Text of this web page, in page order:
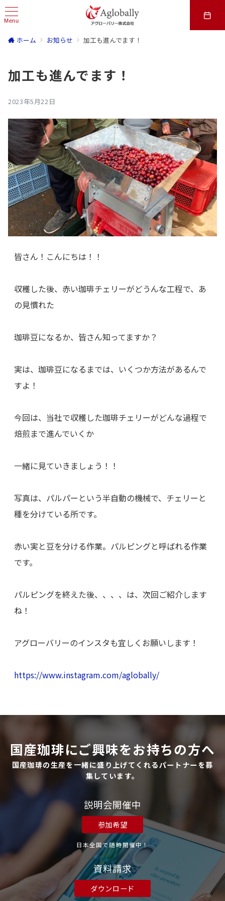
Menu
ホーム お知らせ 加工も進んでます！
加工も進んでます！
2023年5月22日
皆さん！こんにちは！！
収穫した後、赤い珈琲チェリーがどうんな工程で、あ
の見慣れた
珈琲豆になるか、皆さん知ってますか？
実は、珈琲豆になるまでは、いくつか方法があるんで
すよ！
今回は、当社で収穫した珈琲チェリーがどんな過程で
焙煎まで進んでいくか
一緒に見ていきましょう！！
写真は、パルパーという半自動の機械で、チェリーと
種を分けている所です。
赤い実と豆を分ける作業。パルピングと呼ばれる作業
です。
パルピングを終えた後、、、、は、次回ご紹介します
ね！
アグローバリーのインスタも宜しくお願いします！
https://www.instagram.com/aglobally/
国産珈琲にご興味をお持ちの方へ
国産珈琲の生産を一緒に盛り上げてくれるパートナーを募
集しています。
説明会開催中
参加希望
日本全国で随時開催中！
資料請求
ダウンロード